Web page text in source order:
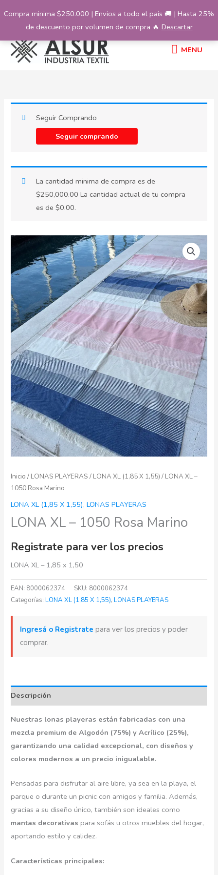
Compra minima $250.000 | Envios a todo el pais 🚚 | Hasta 25%
de descuento por volumen de compra 🔥 Descartar
contenido
MENU
MENU
Seguir comprando
Seguir Comprando
La cantidad minima de compra es de
$250,000.00 La cantidad actual de tu compra
es de $0.00.
Inicio / LONAS PLAYERAS / LONA XL (1,85 X 1,55) / LONA XL –
1050 Rosa Marino
LONA XL (1,85 X 1,55),LONAS PLAYERAS
LONA XL – 1050 Rosa Marino
Registrate para ver los precios
LONA XL – 1,85 x 1,50
EAN: 8000062374 SKU: 8000062374
Categorías:LONA XL (1,85 X 1,55),LONAS PLAYERAS
Ingresá o Registrate para ver los precios y poder
comprar.
Descripción
Nuestras lonas playeras están fabricadas con una
mezcla premium de Algodón (75%) y Acrílico (25%),
garantizando una calidad excepcional, con diseños y
colores modernos a un precio inigualable.
Pensadas para disfrutar al aire libre, ya sea en la playa, el
parque o durante un picnic con amigos y familia. Además,
gracias a su diseño único, también son ideales como
mantas decorativas para sofás u otros muebles del hogar,
aportando estilo y calidez.
Características principales: